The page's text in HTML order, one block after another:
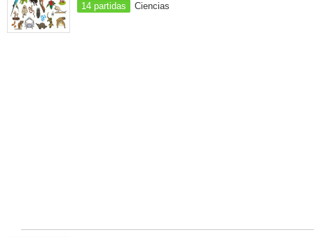
14 partidas Ciencias